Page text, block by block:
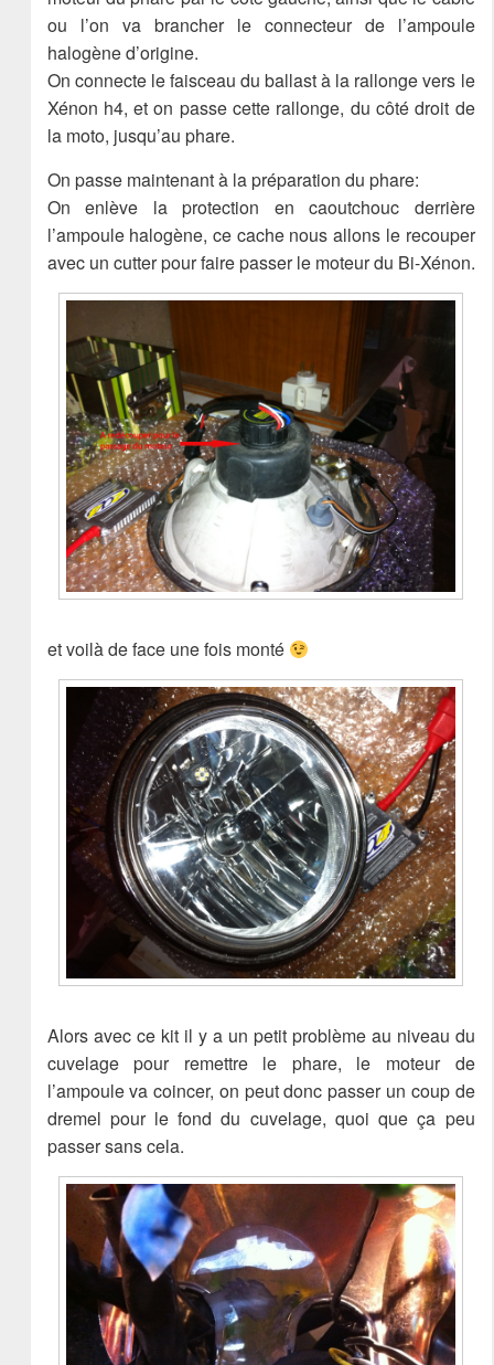
ou l’on va brancher le connecteur de l’ampoule
halogène d’origine.
On connecte le faisceau du ballast à la rallonge vers le
Xénon h4, et on passe cette rallonge, du côté droit de
la moto, jusqu’au phare.
On passe maintenant à la préparation du phare:
On enlève la protection en caoutchouc derrière
l’ampoule halogène, ce cache nous allons le recouper
avec un cutter pour faire passer le moteur du Bi-Xénon.
et voilà de face une fois monté
Alors avec ce kit il y a un petit problème au niveau du
cuvelage pour remettre le phare, le moteur de
l’ampoule va coincer, on peut donc passer un coup de
dremel pour le fond du cuvelage, quoi que ça peu
passer sans cela.